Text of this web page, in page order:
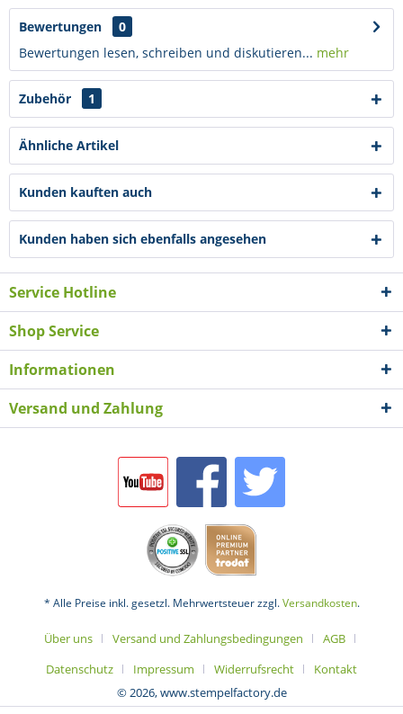
Bewertungen
0
Bewertungen lesen, schreiben und diskutieren... mehr
Zubehör 1
Ähnliche Artikel
Kunden kauften auch
Kunden haben sich ebenfalls angesehen
Service Hotline
Shop Service
Informationen
Versand und Zahlung
* Alle Preise inkl. gesetzl. Mehrwertsteuer zzgl.Versandkosten.
Über uns Versand und Zahlungsbedingungen
AGB
Datenschutz
Impressum Widerrufsrecht
Kontakt
© 2026, www.stempelfactory.de